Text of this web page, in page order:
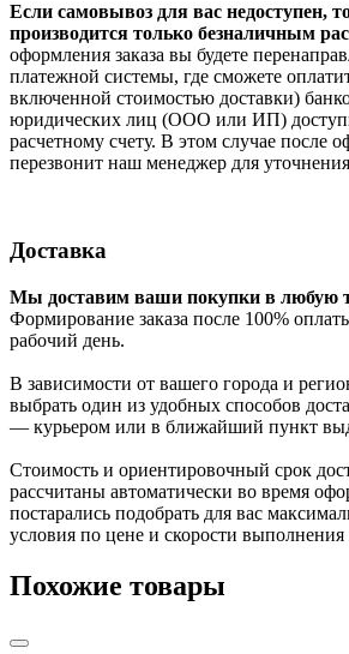
Если самовывоз для вас недоступен,
производится только безналичным
оформления заказа вы будете
платежной системы, где сможете
включенной стоимостью доставки)
юридических лиц (ООО или ИП)
расчетному счету. В этом случае после
перезвонит наш менеджер для
Доставка
Мы доставим ваши покупки в любую
Формирование заказа после 100%
рабочий день.
В зависимости от вашего города и
выбрать один из удобных способов
— курьером или в ближайший пункт
Стоимость и ориентировочный срок
рассчитаны автоматически во время
постарались подобрать для вас
условия по цене и скорости выполнения
Похожие товары